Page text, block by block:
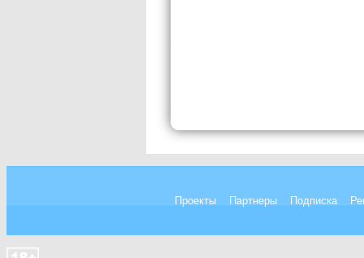
Проекты Партнеры Подписка